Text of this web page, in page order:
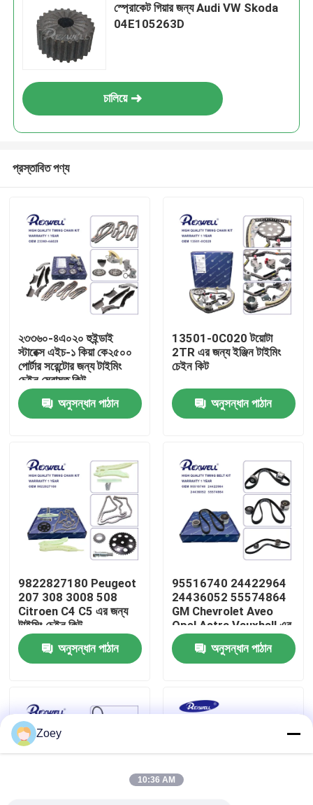
ভিডিও
আমাদের সম্বন্ধে
কারখানা পরিদর্শন
গুণমান নিয়ন্ত্রণ
আমাদের সাথে যোগাযোগ
খবর
মামলা
স্প্রোকেট গিয়ার জন্য Audi VW Skoda
04E105263D
চালিয়ে
প্রস্তাবিত পণ্য
২৩৩৬০-৪এ০২০ হুইন্ডাই
স্টারেক্স এইচ-১ কিয়া কে২৫০০
পোর্টার সরেন্টোর জন্য টাইমিং
চেইন মেরামত কিট
অনুসন্ধান পাঠান
13501-0C020 টয়োটা
2TR এর জন্য ইঞ্জিন টাইমিং
চেইন কিট
অনুসন্ধান পাঠান
9822827180 Peugeot
207 308 3008 508
Citroen C4 C5 এর জন্য
টাইমিং চেইন কিট
অনুসন্ধান পাঠান
95516740 24422964
24436052 55574864
GM Chevrolet Aveo
Opel Astra Vauxhall এর
জন্য OEM টাইমিং বেল্ট কিট
অনুসন্ধান পাঠান
Zoey
10:36 AM